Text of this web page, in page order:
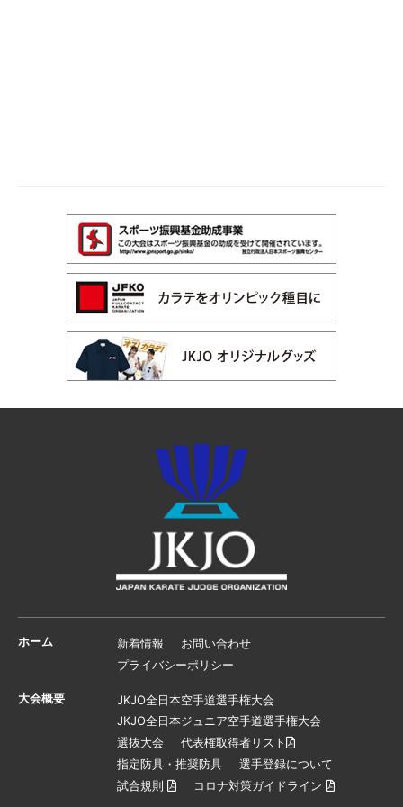
ホーム 新着情報
お問い合わせ
プライバシーポリシー
大会概要
JKJO全日本空手道選手権大会
JKJO全日本ジュニア空手道選手権大会
選抜大会
代表権取得者リスト
指定防具・推奨防具
選手登録について
試合規則
コロナ対策ガイドライン